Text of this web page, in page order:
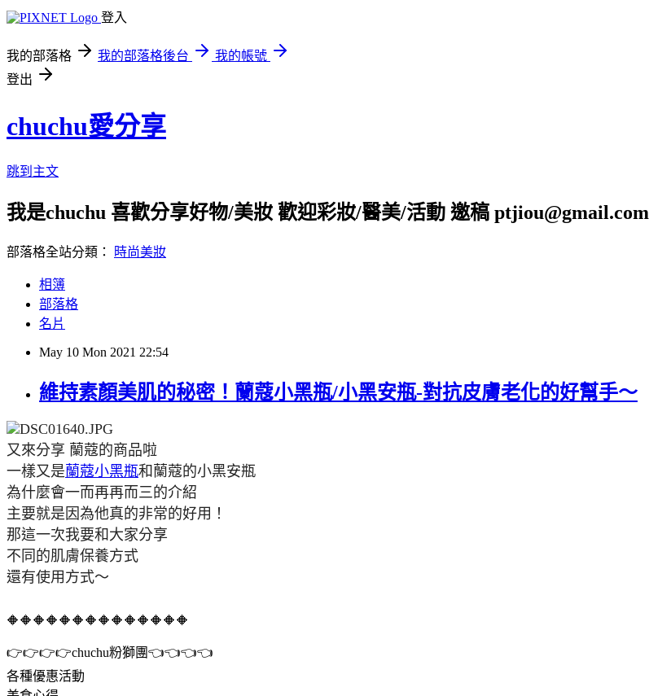
登入
我的部落格 我的部落格後台
我的帳號
登出
chuchu愛分享
跳到主文
我是chuchu 喜歡分享好物/美妝 歡迎彩妝/醫美/活動 邀稿 ptjiou@gmail.com
部落格全站分類： 時尚美妝
相簿
部落格
名片
May 10 Mon 2021 22:54
維持素顏美肌的秘密！蘭蔻小黑瓶/小黑安瓶-對抗皮膚老化的好幫手～
又來分享 蘭蔻的商品啦
一樣又是蘭蔻小黑瓶和蘭蔻的小黑安瓶
為什麼會一而再再而三的介紹
主要就是因為他真的非常的好用！
那這一次我要和大家分享
不同的肌膚保養方式
還有使用方式～
🔶🔶🔶🔶🔶🔶🔶🔶🔶🔶🔶🔶🔶🔶
👉👉👉👉chuchu粉獅團👈👈👈👈
各種優惠活動